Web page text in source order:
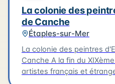
La colonie des
de Canche
Étaples-sur-Mer
La colonie des peintres
Canche A la fin du XIXème siècle, de nombreux
artistes français et